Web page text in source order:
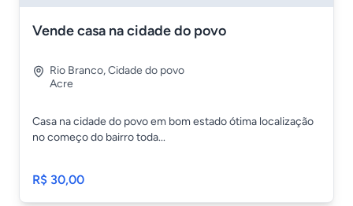
Vende casa na cidade do povo
Rio Branco,Cidade do povo
Acre
Casa na cidade do povo em bom estado ótima localização
no começo do bairro toda...
R$ 30,00